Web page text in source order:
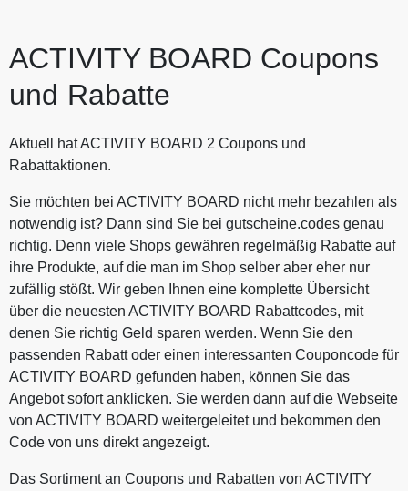
ACTIVITY BOARD Coupons
und Rabatte
Aktuell hat ACTIVITY BOARD 2 Coupons und
Rabattaktionen.
Sie möchten bei ACTIVITY BOARD nicht mehr bezahlen als
notwendig ist? Dann sind Sie bei gutscheine.codes genau
richtig. Denn viele Shops gewähren regelmäßig Rabatte auf
ihre Produkte, auf die man im Shop selber aber eher nur
zufällig stößt. Wir geben Ihnen eine komplette Übersicht
über die neuesten ACTIVITY BOARD Rabattcodes, mit
denen Sie richtig Geld sparen werden. Wenn Sie den
passenden Rabatt oder einen interessanten Couponcode für
ACTIVITY BOARD gefunden haben, können Sie das
Angebot sofort anklicken. Sie werden dann auf die Webseite
von ACTIVITY BOARD weitergeleitet und bekommen den
Code von uns direkt angezeigt.
Das Sortiment an Coupons und Rabatten von ACTIVITY